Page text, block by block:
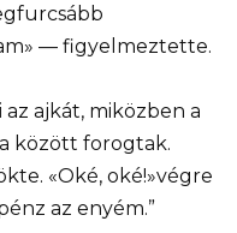
— figyelmeztette.
ajkát, miközben a
között forogtak.
«Oké, oké!»végre
az enyém.”